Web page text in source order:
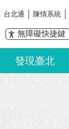
台北通 陳情系統
無障礙快捷鍵
發現臺北